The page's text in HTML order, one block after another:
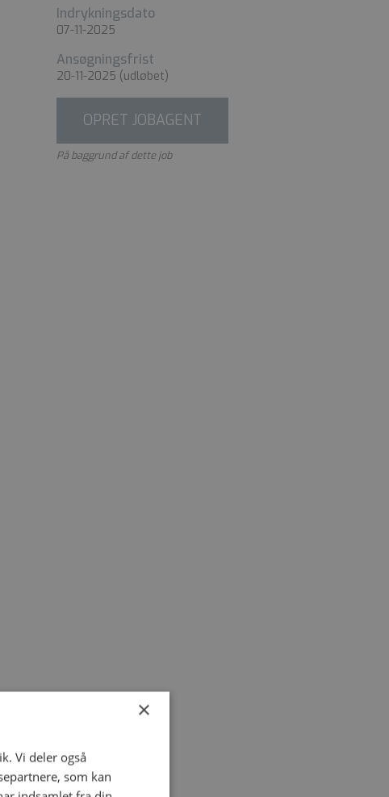
Indrykningsdato
07-11-2025
Ansøgningsfrist
20-11-2025 (udløbet)
OPRET JOBAGENT
På baggrund af dette job
×
Vi deler også
som kan